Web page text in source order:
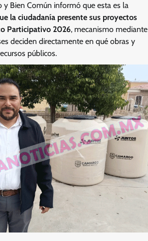
Bien Común informó que esta es la
la ciudadanía presente sus proyectos
Participativo 2026, mecanismo mediante
deciden directamente en qué obras y
públicos.